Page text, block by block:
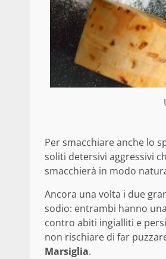
Per smacchiare anche lo
soliti detersivi aggressivi
smacchierà in modo
Ancora una volta i due
sodio: entrambi hanno
contro abiti ingialliti e
non rischiare di far
Marsiglia.